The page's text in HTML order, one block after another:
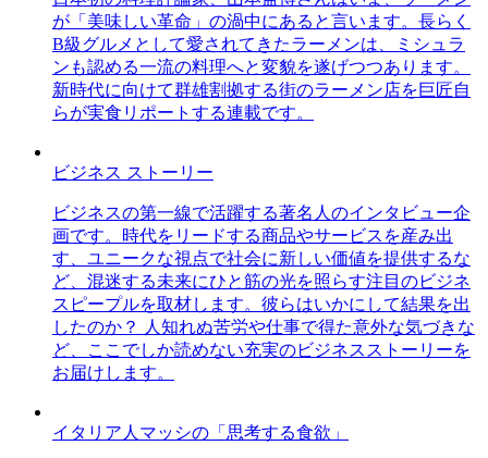
が「美味しい革命」の渦中にあると言います。長らく
B級グルメとして愛されてきたラーメンは、ミシュラ
ンも認める一流の料理へと変貌を遂げつつあります。
新時代に向けて群雄割拠する街のラーメン店を巨匠自
らが実食リポートする連載です。
ビジネス ストーリー
ビジネスの第一線で活躍する著名人のインタビュー企
画です。時代をリードする商品やサービスを産み出
す、ユニークな視点で社会に新しい価値を提供するな
ど、混迷する未来にひと筋の光を照らす注目のビジネ
スピープルを取材します。彼らはいかにして結果を出
したのか？ 人知れぬ苦労や仕事で得た意外な気づきな
ど、ここでしか読めない充実のビジネスストーリーを
お届けします。
イタリア人マッシの「思考する食欲」